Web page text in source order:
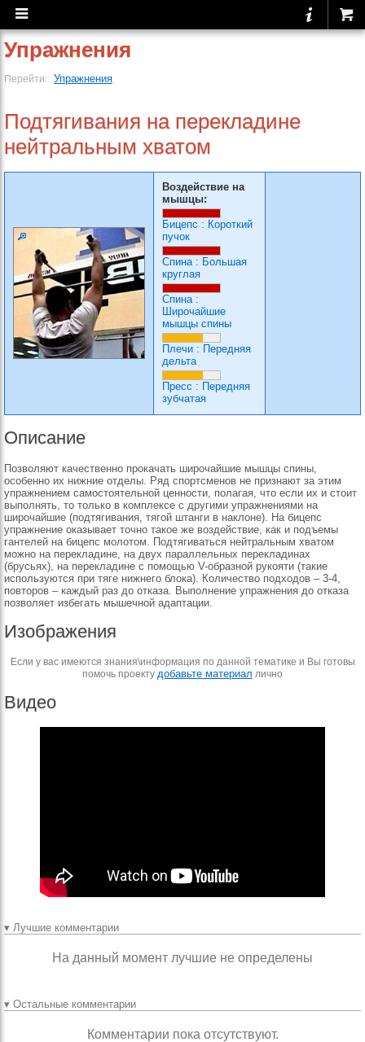
Упражнения
Перейти: Упражнения
Подтягивания на перекладине
нейтральным хватом
Воздействие на
мышцы:
Бицепс : Короткий
пучок
Спина: Большая
круглая
Спина:
Широчайшие
мышцы спины
Плечи : Передняя
дельта
Пресс : Передняя
зубчатая
Описание
Позволяют качественно прокачать широчайшие мышцы спины,
особенно их нижние отделы. Ряд спортсменов не признают за этим
упражнением самостоятельной ценности, полагая, что если их и стоит
выполнять, то только в комплексе с другими упражнениями на
широчайшие (подтягивания, тягой штанги в наклоне). На бицепс
упражнение оказывает точно такое же воздействие, как и подъемы
гантелей на бицепс молотом. Подтягиваться нейтральным хватом
можно на перекладине, на двух параллельных перекладинах
(брусьях), на перекладине с помощью V-образной рукояти (такие
используются при тяге нижнего блока). Количество подходов – 3-4,
повторов – каждый раз до отказа. Выполнение упражнения до отказа
позволяет избегать мышечной адаптации.
Изображения
Если у вас имеются знания\информация по данной тематике и Вы готовы
помочь проекту добавьте материал лично
Видео
▾ Лучшие комментарии
На данный момент лучшие не определены
▾ Остальные комментарии
Комментарии пока отсутствуют.